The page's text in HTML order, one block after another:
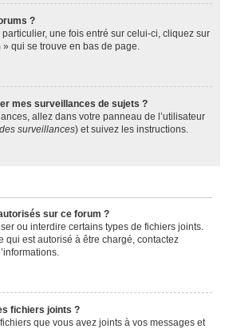
?
une fois entré sur celui-ci, cliquez sur
qui se trouve en bas de page.
mes surveillances de sujets ?
allez dans votre panneau de l’utilisateur
surveillances) et suivez les instructions.
sur ce forum ?
ou interdire certains types de fichiers joints.
qui est autorisé à être chargé, contactez
fichiers joints ?
que vous avez joints à vos messages et